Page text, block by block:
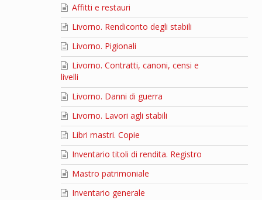
Affitti e restauri
Livorno. Rendiconto degli stabili
Livorno. Pigionali
Livorno. Contratti, canoni, censi e
livelli
Livorno. Danni di guerra
Livorno. Lavori agli stabili
Libri mastri. Copie
Inventario titoli di rendita. Registro
Mastro patrimoniale
Inventario generale